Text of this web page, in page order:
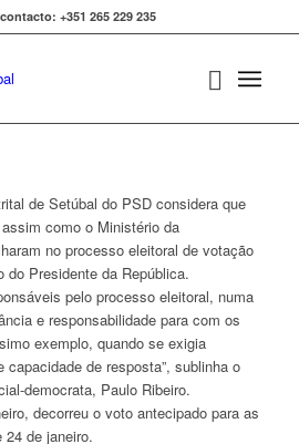
+351 265 229 235
de Setúbal do PSD considera que
como o Ministério da
no processo eleitoral de votação
do Presidente da República.
pelo processo eleitoral, numa
e responsabilidade para com os
exemplo, quando se exigia
capacidade de resposta”, sublinha o
democrata, Paulo Ribeiro.
decorreu o voto antecipado para as
de janeiro.